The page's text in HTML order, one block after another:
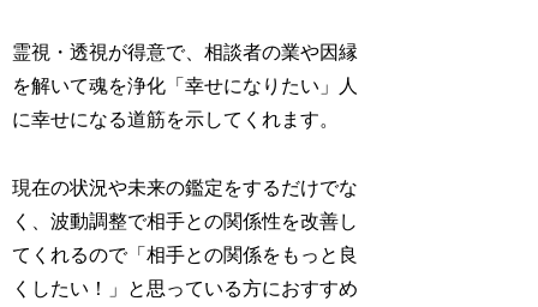
霊視・透視が得意で、相談者の業や因縁
を解いて魂を浄化 「幸せになりたい」人
に幸せになる道筋を示してくれます。
現在の状況や未来の鑑定をするだけでな
く、波動調整で相手との関係性を改善し
てくれるので「相手との関係をもっと良
くしたい！」と思っている方におすすめ